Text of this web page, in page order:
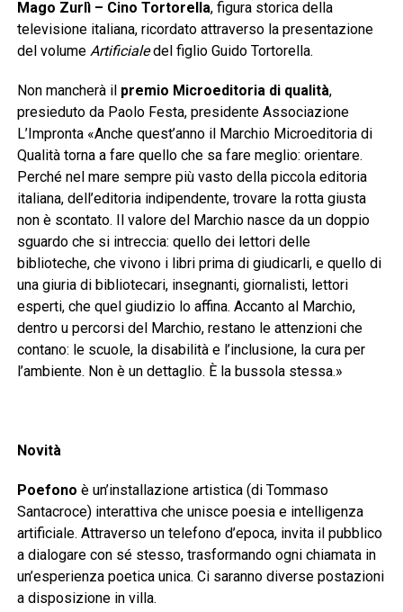
Mago Zurlì – Cino Tortorella, figura storica della
televisione italiana, ricordato attraverso la presentazione
del volume Artificialedel figlio Guido Tortorella.
Non mancherà il premio Microeditoria di qualità,
presieduto da Paolo Festa, presidente Associazione
L’Impronta «Anche quest’anno il Marchio Microeditoria di
Qualità torna a fare quello che sa fare meglio: orientare.
Perché nel mare sempre più vasto della piccola editoria
italiana, dell’editoria indipendente, trovare la rotta giusta
non è scontato. Il valore del Marchio nasce da un doppio
sguardo che si intreccia: quello dei lettori delle
biblioteche, che vivono i libri prima di giudicarli, e quello di
una giuria di bibliotecari, insegnanti, giornalisti, lettori
esperti, che quel giudizio lo affina. Accanto al Marchio,
dentro u percorsi del Marchio, restano le attenzioni che
contano: le scuole, la disabilità e l’inclusione, la cura per
l’ambiente. Non è un dettaglio. È la bussola stessa.»
Novità
Poefono è un’installazione artistica (di Tommaso
Santacroce) interattiva che unisce poesia e intelligenza
artificiale. Attraverso un telefono d’epoca, invita il pubblico
a dialogare con sé stesso, trasformando ogni chiamata in
un’esperienza poetica unica. Ci saranno diverse postazioni
a disposizione in villa.